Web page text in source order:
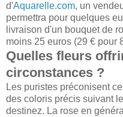
d'Aquarelle.com, un
permettra pour quelques
livraison d'un bouquet de
moins 25 euros (29 € pour
Quelles fleurs
circonstances ?
Les puristes préconisent
des coloris précis suivant
destinez. La rose en